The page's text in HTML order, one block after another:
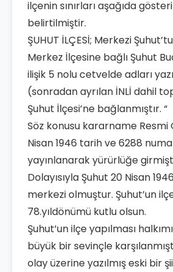
ilçenin sınırları aşağıda
belirtilmiştir.
ŞUHUT İLÇESİ; Merkezi
Merkez İlçesine bağlı Şuhut
ilişik 5 nolu cetvelde adları
(sonradan ayrılan İNLİ dahil
Şuhut İlçesi’ne bağlanmıştır. “
Söz konusu kararname Resmi
Nisan 1946 tarih ve 6288
yayınlanarak yürürlüğe
Dolayısıyla Şuhut 20 Nisan
merkezi olmuştur. Şuhut’un
78.yıldönümü kutlu olsun.
Şuhut’un ilçe yapılması
büyük bir sevinçle
olay üzerine yazılmış eski bir